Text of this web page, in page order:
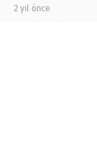
2 yıl önce